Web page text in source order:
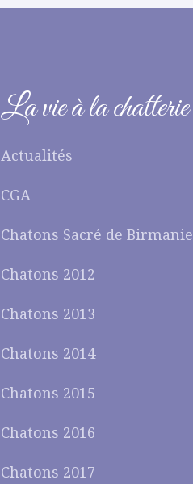
La vie à la chatterie
Actualités
CGA
Chatons Sacré de Birmanie
Chatons 2012
Chatons 2013
Chatons 2014
Chatons 2015
Chatons 2016
Chatons 2017